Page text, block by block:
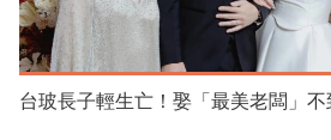
台玻長子輕生亡！娶「最美老闆」不